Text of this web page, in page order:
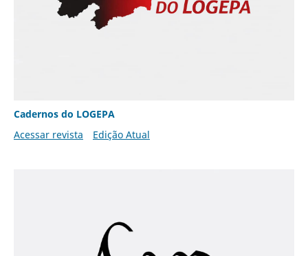
Cadernos do LOGEPA
Acessar revista
Edição Atual